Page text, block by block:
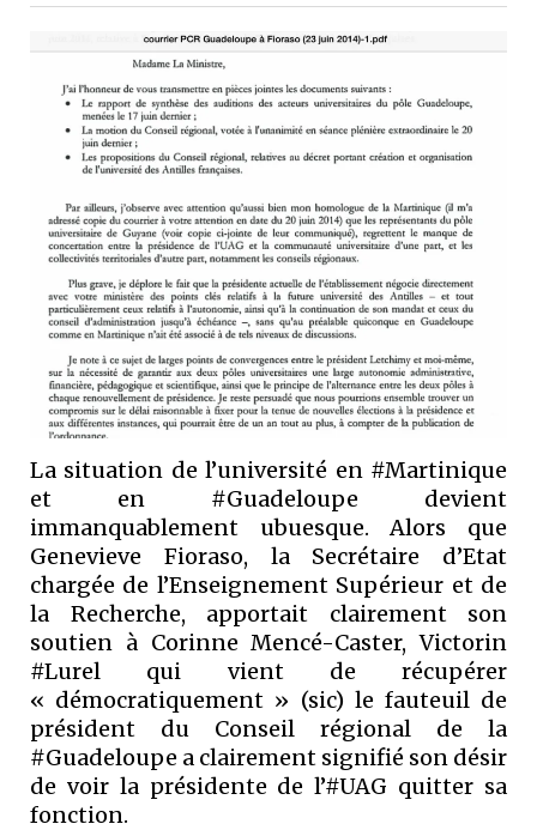
La situation de l’université en #Martinique
et en #Guadeloupe devient
immanquablement ubuesque. Alors que
Genevieve Fioraso, la Secrétaire d’Etat
chargée de l’Enseignement Supérieur et de
la Recherche, apportait clairement son
soutien à Corinne Mencé-Caster, Victorin
#Lurel qui vient de récupérer
« démocratiquement » (sic) le fauteuil de
président du Conseil régional de la
#Guadeloupe a clairement signifié son désir
de voir la présidente de l’#UAG quitter sa
fonction.